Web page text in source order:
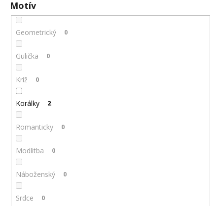
Motív
Geometrický 0
Gulička 0
Kríž 0
Korálky 2
Romanticky 0
Modlitba 0
Náboženský 0
Srdce 0